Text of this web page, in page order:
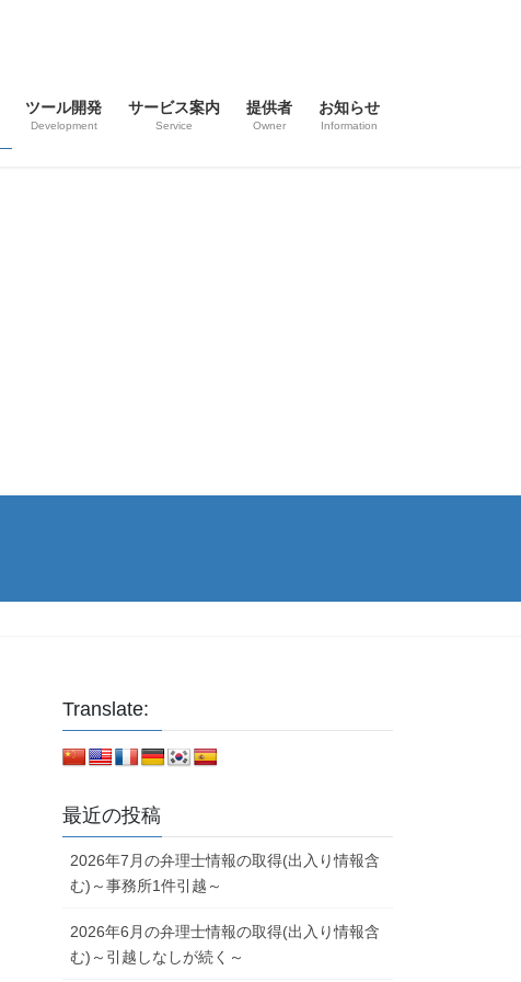
ツール開発
Development
サービス案内
Service
提供者
Owner
お知らせ
Information
Translate:
最近の投稿
2026年7月の弁理士情報の取得(出入り情報含
む)～事務所1件引越～
2026年6月の弁理士情報の取得(出入り情報含
む)～引越しなしが続く～